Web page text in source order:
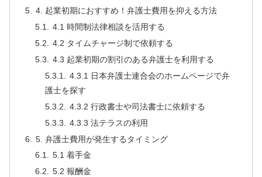
4. 起業初期におすすめ！弁護士費用を抑える方法
4.1 時間制法律相談を活用する
4.2 タイムチャージ制で依頼する
4.3 起業初期の割引のある弁護士を利用する
4.3.1 日本弁護士連合会のホームページで弁
護士を探す
4.3.2 行政書士や司法書士に依頼する
4.3.3 法テラスの利用
5. 弁護士費用が発生するタイミング
5.1 着手金
5.2 報酬金